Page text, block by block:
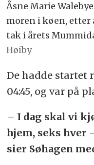
Åsne Marie
moren i køen, etter
tak i årets
Høiby
De hadde startet
04:45, og var på
– I dag skal vi
hjem, seks hver
sier Søhagen